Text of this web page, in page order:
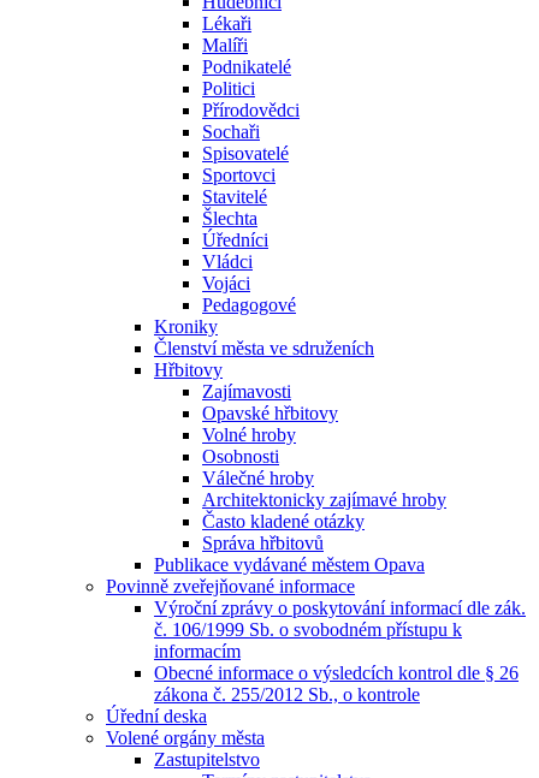
Lékaři
Malíři
Podnikatelé
Politici
Přírodovědci
Sochaři
Spisovatelé
Sportovci
Stavitelé
Šlechta
Úředníci
Vládci
Vojáci
Pedagogové
Kroniky
Členství města ve sdruženích
Hřbitovy
Zajímavosti
Opavské hřbitovy
Volné hroby
Osobnosti
Válečné hroby
Architektonicky zajímavé hroby
Často kladené otázky
Správa hřbitovů
Publikace vydávané městem Opava
Povinně zveřejňované informace
Výroční zprávy o poskytování informací dle zák.
č. 106/1999 Sb. o svobodném přístupu k
informacím
Obecné informace o výsledcích kontrol dle § 26
zákona č. 255/2012 Sb., o kontrole
Úřední deska
Volené orgány města
Zastupitelstvo